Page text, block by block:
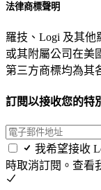
法律商標聲明
羅技、Logi 及其他
或其附屬公司在美
第三方商標均為其
訂閱以接收您的特
我希望接收
時取消訂閱。查看